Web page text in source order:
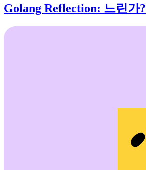
Golang Reflection: 느린가?